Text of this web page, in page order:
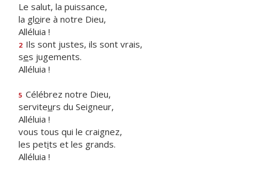
Le salut, la puissance,
la gloire à notre Dieu,
Alléluia !
2 Ils sont justes, ils sont vrais,
ses jugements.
Alléluia !
5 Célébrez notre Dieu,
serviteurs du Seigneur,
Alléluia !
vous tous qui le craignez,
les petits et les grands.
Alléluia !